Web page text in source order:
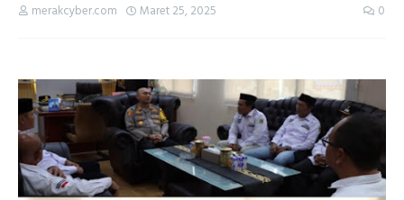
merakcyber.com Maret 25, 2025 0